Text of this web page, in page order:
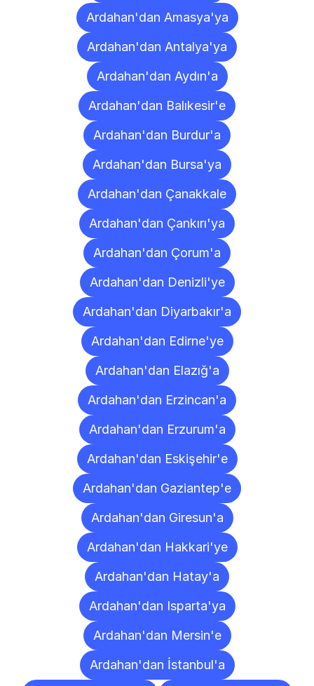
Ardahan'dan Amasya'ya
Ardahan'dan Antalya'ya
Ardahan'dan Aydın'a
Ardahan'dan Balıkesir'e
Ardahan'dan Burdur'a
Ardahan'dan Bursa'ya
Ardahan'dan Çanakkale
Ardahan'dan Çankırı'ya
Ardahan'dan Çorum'a
Ardahan'dan Denizli'ye
Ardahan'dan Diyarbakır'a
Ardahan'dan Edirne'ye
Ardahan'dan Elazığ'a
Ardahan'dan Erzincan'a
Ardahan'dan Erzurum'a
Ardahan'dan Eskişehir'e
Ardahan'dan Gaziantep'e
Ardahan'dan Giresun'a
Ardahan'dan Hakkari'ye
Ardahan'dan Hatay'a
Ardahan'dan Isparta'ya
Ardahan'dan Mersin'e
Ardahan'dan İstanbul'a